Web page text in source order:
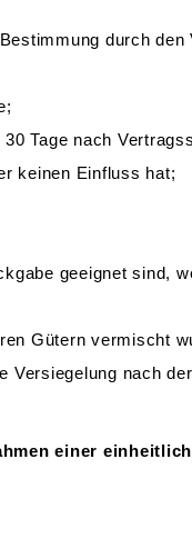
durch den
Tage nach
keinen Einfluss hat;
geeignet sind,
Gütern vermischt
Versiegelung nach
einer